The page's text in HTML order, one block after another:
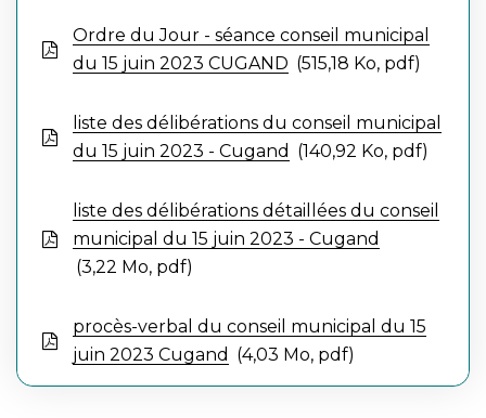
Ordre du Jour - séance conseil municipal
du 15 juin 2023 CUGAND
515,18 Ko, pdf
liste des délibérations du conseil municipal
du 15 juin 2023 - Cugand
140,92 Ko, pdf
liste des délibérations détaillées du conseil
municipal du 15 juin 2023 - Cugand
3,22 Mo, pdf
procès-verbal du conseil municipal du 15
juin 2023 Cugand
4,03 Mo, pdf